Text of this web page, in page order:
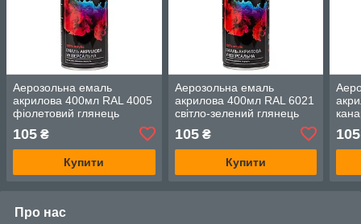
Аерозольна емаль
акрилова 400мл RAL 4005
фіолетовий глянець
105 ₴
Купити
Аерозольна емаль
акрилова 400мл RAL 6021
світло-зелений глянець
105₴
Купити
105
Про нас